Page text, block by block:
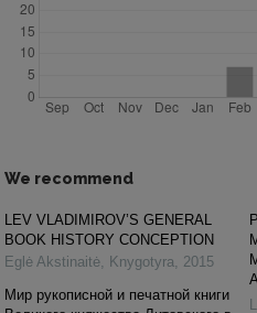
We recommend
LEV VLADIMIROV’S GENERAL
BOOK HISTORY CONCEPTION
Eglė Akstinaitė
Knygotyra
2015
Мир рукописной и печатной книги